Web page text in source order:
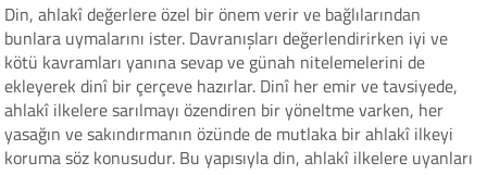
Din, ahlakî değerlere özel bir önem verir ve bağlılarından
bunlara uymalarını ister. Davranışları değerlendirirken iyi ve
kötü kavramları yanına sevap ve günah nitelemelerini de
ekleyerek dinî bir çerçeve hazırlar. Dinî her emir ve tavsiyede,
ahlakî ilkelere sarılmayı özendiren bir yöneltme varken, her
yasağın ve sakındırmanın özünde de mutlaka bir ahlakî ilkeyi
koruma söz konusudur. Bu yapısıyla din, ahlakî ilkelere uyanları